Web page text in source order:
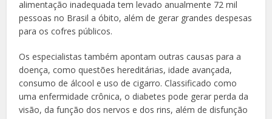
alimentação inadequada tem levado anualmente 72 mil
pessoas no Brasil a óbito, além de gerar grandes despesas
para os cofres públicos.
Os especialistas também apontam outras causas para a
doença, como questões hereditárias, idade avançada,
consumo de álcool e uso de cigarro. Classificado como
uma enfermidade crônica, o diabetes pode gerar perda da
visão, da função dos nervos e dos rins, além de disfunção